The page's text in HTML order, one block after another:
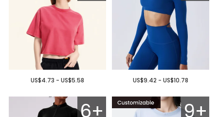
US$9.42 - US$10.78
US$4.73 - US$5.58
9+
6+